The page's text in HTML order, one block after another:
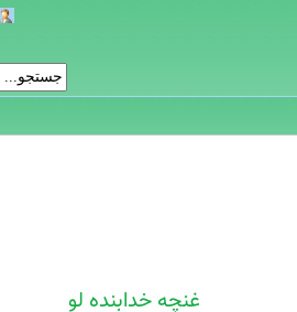
غنچه خدابنده لو